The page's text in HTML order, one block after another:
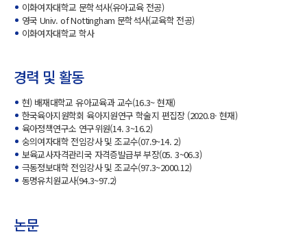
이화여자대학교 문학석사(유아교육 전공)
영국 Univ. of Nottingham 문학석사(교육학 전공)
이화여자대학교 학사
경력 및 활동
현) 배재대학교 유아교육과 교수(16.3~ 현재)
한국육아지원학회 육아지원연구 학술지 편집장 (2020.8- 현재)
육아정책연구소 연구위원(14. 3~16.2)
숭의여자대학 전임강사 및 조교수(07.9~14. 2)
보육교사자격관리국 자격증발급부 부장(05. 3~06.3)
극동정보대학 전임강사 및 조교수(97.3~2000.12)
동명유치원교사(94.3~97.2)
논문